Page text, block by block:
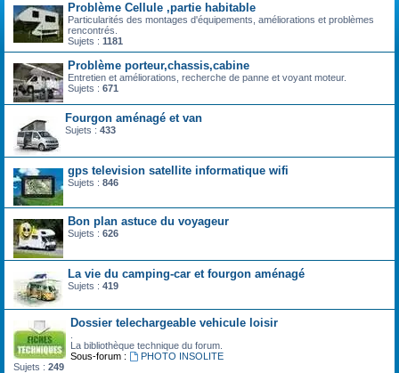
Problème Cellule ,partie habitable
Particularités des montages d'équipements, améliorations et problèmes
rencontrés.
Sujets : 1181
Problème porteur,chassis,cabine
Entretien et améliorations, recherche de panne et voyant moteur.
Sujets : 671
Fourgon aménagé et van
Sujets : 433
gps television satellite informatique wifi
Sujets : 846
Bon plan astuce du voyageur
Sujets : 626
La vie du camping-car et fourgon aménagé
Sujets : 419
Dossier telechargeable vehicule loisir
La bibliothèque technique du forum.
Sous-forum :
PHOTO INSOLITE
Sujets : 249